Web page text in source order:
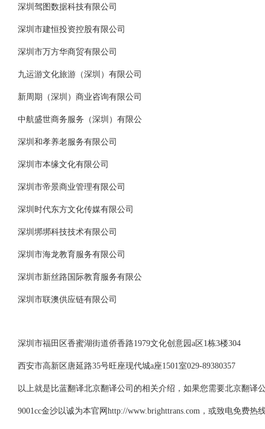
深圳驾图数据科技有限公司
深圳市建恒投资控股有限公司
深圳市万方华商贸有限公司
九运游文化旅游（深圳）有限公司
新周期（深圳）商业咨询有限公司
中航盛世商务服务（深圳）有限公
深圳和孝养老服务有限公司
深圳市本缘文化有限公司
深圳市帝景商业管理有限公司
深圳时代东方文化传媒有限公司
深圳垹垹科技技术有限公司
深圳市海龙教育服务有限公司
深圳市新丝路国际教育服务有限公
深圳市联澳供应链有限公司
深圳市福田区香蜜湖街道侨香路1979文化创意园a区1栋3楼304
西安市高新区唐延路35号旺座现代城a座1501室029-89380357
以上就是比蓝翻译北京翻译公司的相关介绍，如果您需要北京翻译
9001cc金沙以诚为本官网 http://www.brighttrans.com，或致电免费热